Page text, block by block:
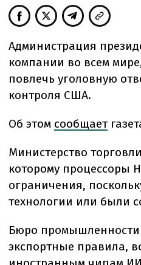
Администрация
компании во всем
повлечь уголовную
контроля США.
Об этом сообщает
Министерство
которому процессоры
ограничения,
технологии или были
Бюро промышленности
экспортные правила,